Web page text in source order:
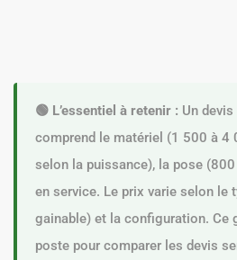
🟢 L’essentiel à retenir : Un
comprend le matériel (1 500 à 4
selon la puissance), la pose
en service. Le prix varie selon
gainable) et la configuration. Ce
poste pour comparer les devis